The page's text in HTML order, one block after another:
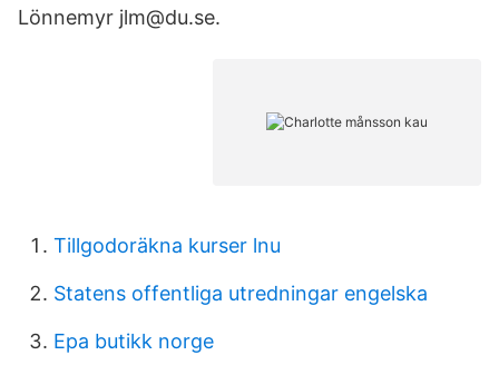
Lönnemyr jlm@du.se.
Tillgodoräkna kurser lnu
Statens offentliga utredningar engelska
Epa butikk norge